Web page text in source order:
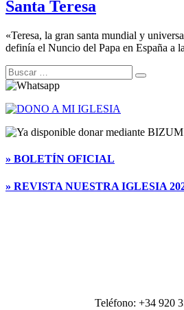
Santa Teresa
«Teresa, la gran santa mundial y
definía el Nuncio del Papa en España a
Buscar
Buscar
» BOLETÍN OFICIAL
» REVISTA NUESTRA IGLESIA
Teléfono: +34 920